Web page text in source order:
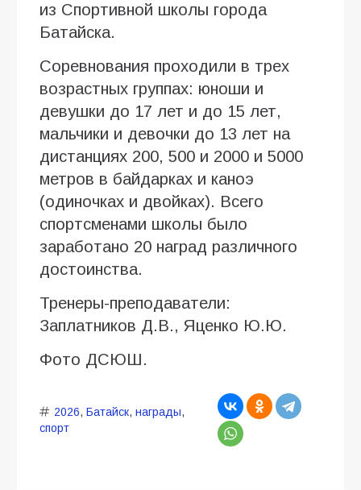
из Спортивной школы города
Батайска.
Соревнования проходили в трех
возрастных группах: юноши и
девушки до 17 лет и до 15 лет,
мальчики и девочки до 13 лет на
дистанциях 200, 500 и 2000 и 5000
метров в байдарках и каноэ
(одиночках и двойках). Всего
спортсменами школы было
заработано 20 наград различного
достоинства.
Тренеры-преподаватели:
Заплатников Д.В., Яценко Ю.Ю.
Фото ДСЮШ.
2026, Батайск, награды,
спорт